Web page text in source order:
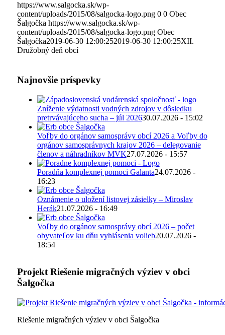
https://www.salgocka.sk/wp-
content/uploads/2015/08/salgocka-logo.png 0 0 Obec
Šalgočka https://www.salgocka.sk/wp-
content/uploads/2015/08/salgocka-logo.png Obec
Šalgočka2019-06-30 12:00:252019-06-30 12:00:25XII.
Družobný deň obcí
Najnovšie príspevky
Zníženie výdatnosti vodných zdrojov v dôsledku
pretrvávajúceho sucha – júl 202630.07.2026 - 15:02
Voľby do orgánov samosprávy obcí 2026 a Voľby do
orgánov samosprávnych krajov 2026 – delegovanie
členov a náhradníkov MVK27.07.2026 - 15:57
Poradňa komplexnej pomoci Galanta24.07.2026 -
16:23
Oznámenie o uložení listovej zásielky – Miroslav
Herák21.07.2026 - 16:49
Voľby do orgánov samosprávy obcí 2026 – počet
obyvateľov ku dňu vyhlásenia volieb20.07.2026 -
18:54
Projekt Riešenie migračných výziev v obci
Šalgočka
Riešenie migračných výziev v obci Šalgočka